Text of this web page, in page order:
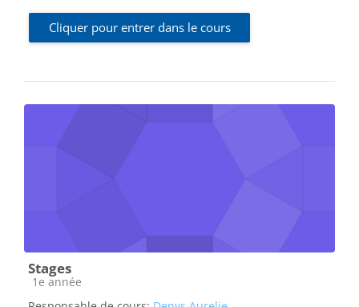
Cliquer pour entrer dans le cours
Stages
Catégorie de cours
1e année